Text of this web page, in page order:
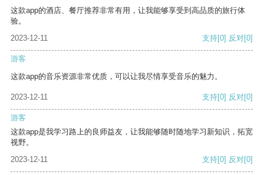
这款app的酒店、餐厅推荐非常有用，让我能够享受到高品质的旅行体
验。
2023-12-11
支持[0] 反对[0]
游客
这款app的音乐资源非常优质，可以让我尽情享受音乐的魅力。
2023-12-11 支持[0] 反对[0]
游客
这款app是我学习路上的良师益友，让我能够随时随地学习新知识，拓宽
视野。
2023-12-11
支持[0] 反对[0]